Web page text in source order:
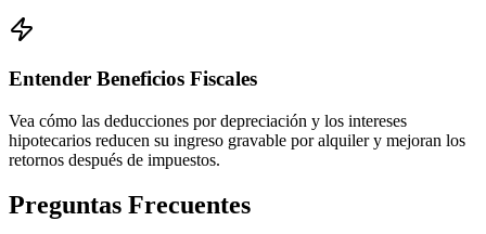
Entender Beneficios Fiscales
Vea cómo las deducciones por depreciación y los intereses
hipotecarios reducen su ingreso gravable por alquiler y mejoran los
retornos después de impuestos.
Preguntas Frecuentes